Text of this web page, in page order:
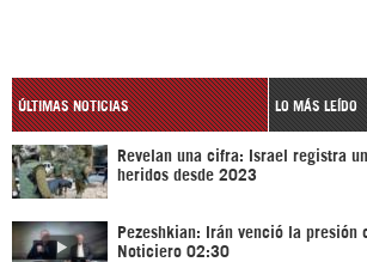
ÚLTIMAS NOTICIAS LO MÁS LEÍDO
Revelan una cifra: Israel registra
heridos desde 2023
Pezeshkian: Irán venció la presión
Noticiero 02:30